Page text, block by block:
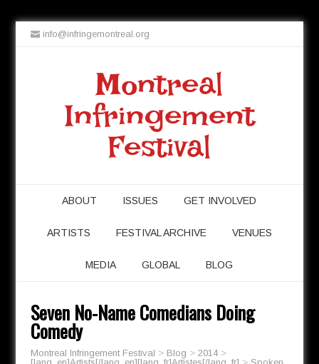
info@infringemontreal.org
Montreal
Infringement
Festival
ABOUT ISSUES GET INVOLVED
ARTISTS FESTIVAL ARCHIVE VENUES
MEDIA GLOBAL BLOG
Seven No-Name Comedians Doing
Comedy
Montreal Infringement Festival > Blog > 2014>